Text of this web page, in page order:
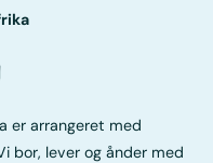
er arrangeret med
bor, lever og ånder med